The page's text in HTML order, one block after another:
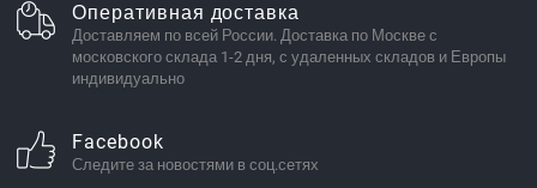
Оперативная доставка
Доставляем по всей России. Доставка по Москве с
московского склада 1-2 дня, с удаленных складов и Европы
индивидуально
Facebook
Следите за новостями в соц.сетях